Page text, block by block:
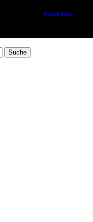
Pozitif Ekip
Suche